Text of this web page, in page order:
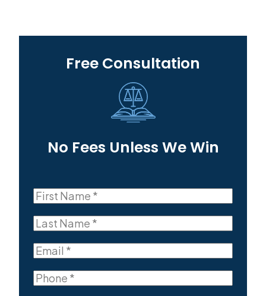
Free Consultation
No Fees Unless We Win
First
Last
Email(Required)
Phone(Required)